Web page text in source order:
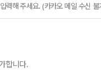
력해 주세요. (카카오 메일 수신 불